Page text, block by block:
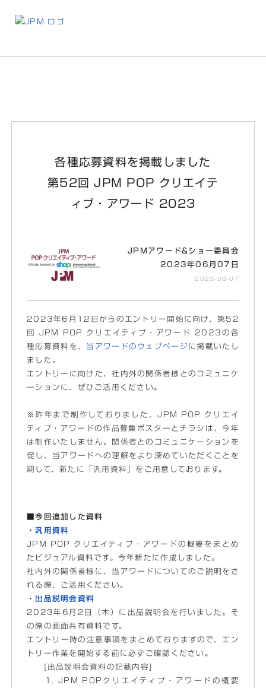
各種応募資料を掲載しました
第52回 JPM POP クリエイテ
ィブ・アワード 2023
JPMアワード&ショー委員会
2023年06月07日
2023-06-07
2023年6月12日からのエントリー開始に向け、第52
回 JPM POP クリエイティブ・アワード 2023の各
種応募資料を、 当アワードのウェブページ に掲載いたし
ました。
エントリーに向けた、社内外の関係者様とのコミュニケ
ーションに、ぜひご活用ください。
※昨年まで制作しておりました、JPM POP クリエイ
ティブ・アワードの作品募集ポスターとチラシは、今年
は制作いたしません。関係者とのコミュニケーションを
促し、当アワードへの理解をより深めていただくことを
期して、新たに「汎用資料」をご用意しております。
■今回追加した資料
・汎用資料
JPM POP クリエイティブ・アワードの概要をまとめ
たビジュアル資料です。今年新たに作成しました。
社内外の関係者様に、当アワードについてのご説明をさ
れる際、ご活用ください。
・ 出品説明会資料
2023年6月2日（木）に出品説明会を行いました。そ
の際の画面共有資料です。
エントリー時の注意事項をまとめておりますので、エン
トリー作業を開始する前に必ずご確認ください。
[出品説明会資料の記載内容]
1. JPM POPクリエイティブ・アワードの概要